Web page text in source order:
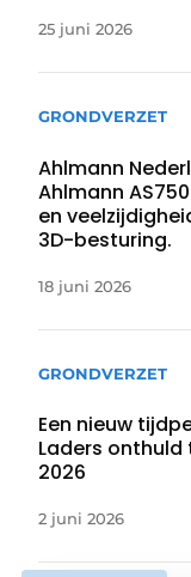
25 juni 2026
GRONDVERZET
Ahlmann
Ahlmann
en
3D-besturing.
18 juni 2026
GRONDVERZET
Een nieuw
Laders onthuld
2026
2 juni 2026